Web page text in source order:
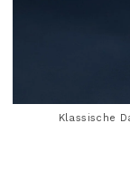
Klassische